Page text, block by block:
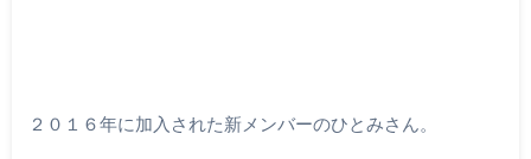
２０１６年に加入された新メンバーのひとみさん。